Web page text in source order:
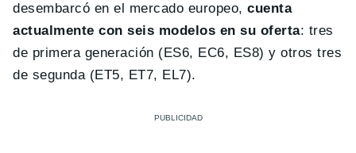
desembarcó en el mercado europeo,cuenta
actualmente con seis modelos en su oferta: tres
de primera generación (ES6, EC6, ES8) y otros tres
de segunda (ET5, ET7, EL7).